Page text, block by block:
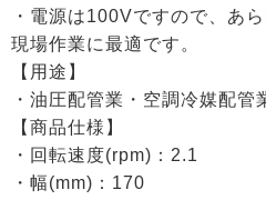
・電源は100Vですので、あ
現場作業に最適です。
【用途】
・油圧配管業・空調冷媒配管
【商品仕様】
・回転速度(rpm)：2.1
・幅(mm)：170